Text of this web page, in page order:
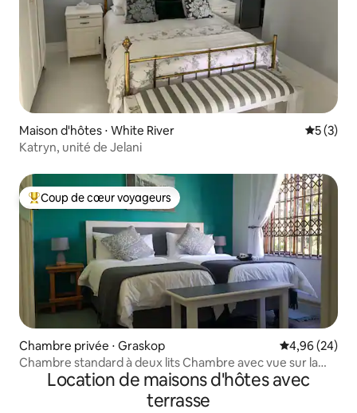
Maison d'hôtes ⋅ White River
5 (3)
Katryn, unité de Jelani
Coups de cœur voyageurs les plus appréciés
Coup de cœur voyageurs
Chambre privée ⋅ Graskop Évaluation
4,96 (24)
Chambre standard à deux lits Chambre avec vue sur la
cascadeLocation de maisons d'hôtes avec
terrasse